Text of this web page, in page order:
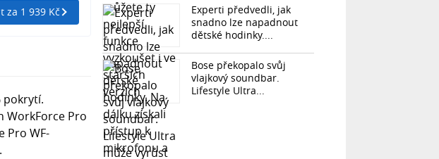
za 1 939 Kč
pokrytí.
WorkForce Pro
Pro WF-
Experti předvedli, jak
snadno lze napadnout
dětské hodinky....
Bose překopalo svůj
vlajkový soundbar.
Lifestyle Ultra...